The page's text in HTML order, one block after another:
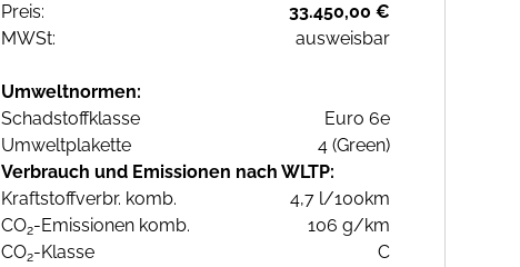
Preis:
33.450,00 €
MWSt:
ausweisbar
Umweltnormen:
Schadstoffklasse
Euro 6e
Umweltplakette
4 (Green)
Verbrauch und Emissionen nach WLTP:
Kraftstoffverbr. komb.
4,7 l/100km
CO2-Emissionen komb.
106 g/km
CO2-Klasse C